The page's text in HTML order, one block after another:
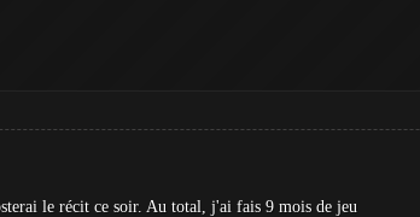
le récit ce soir. Au total, j'ai fais 9 mois de jeu